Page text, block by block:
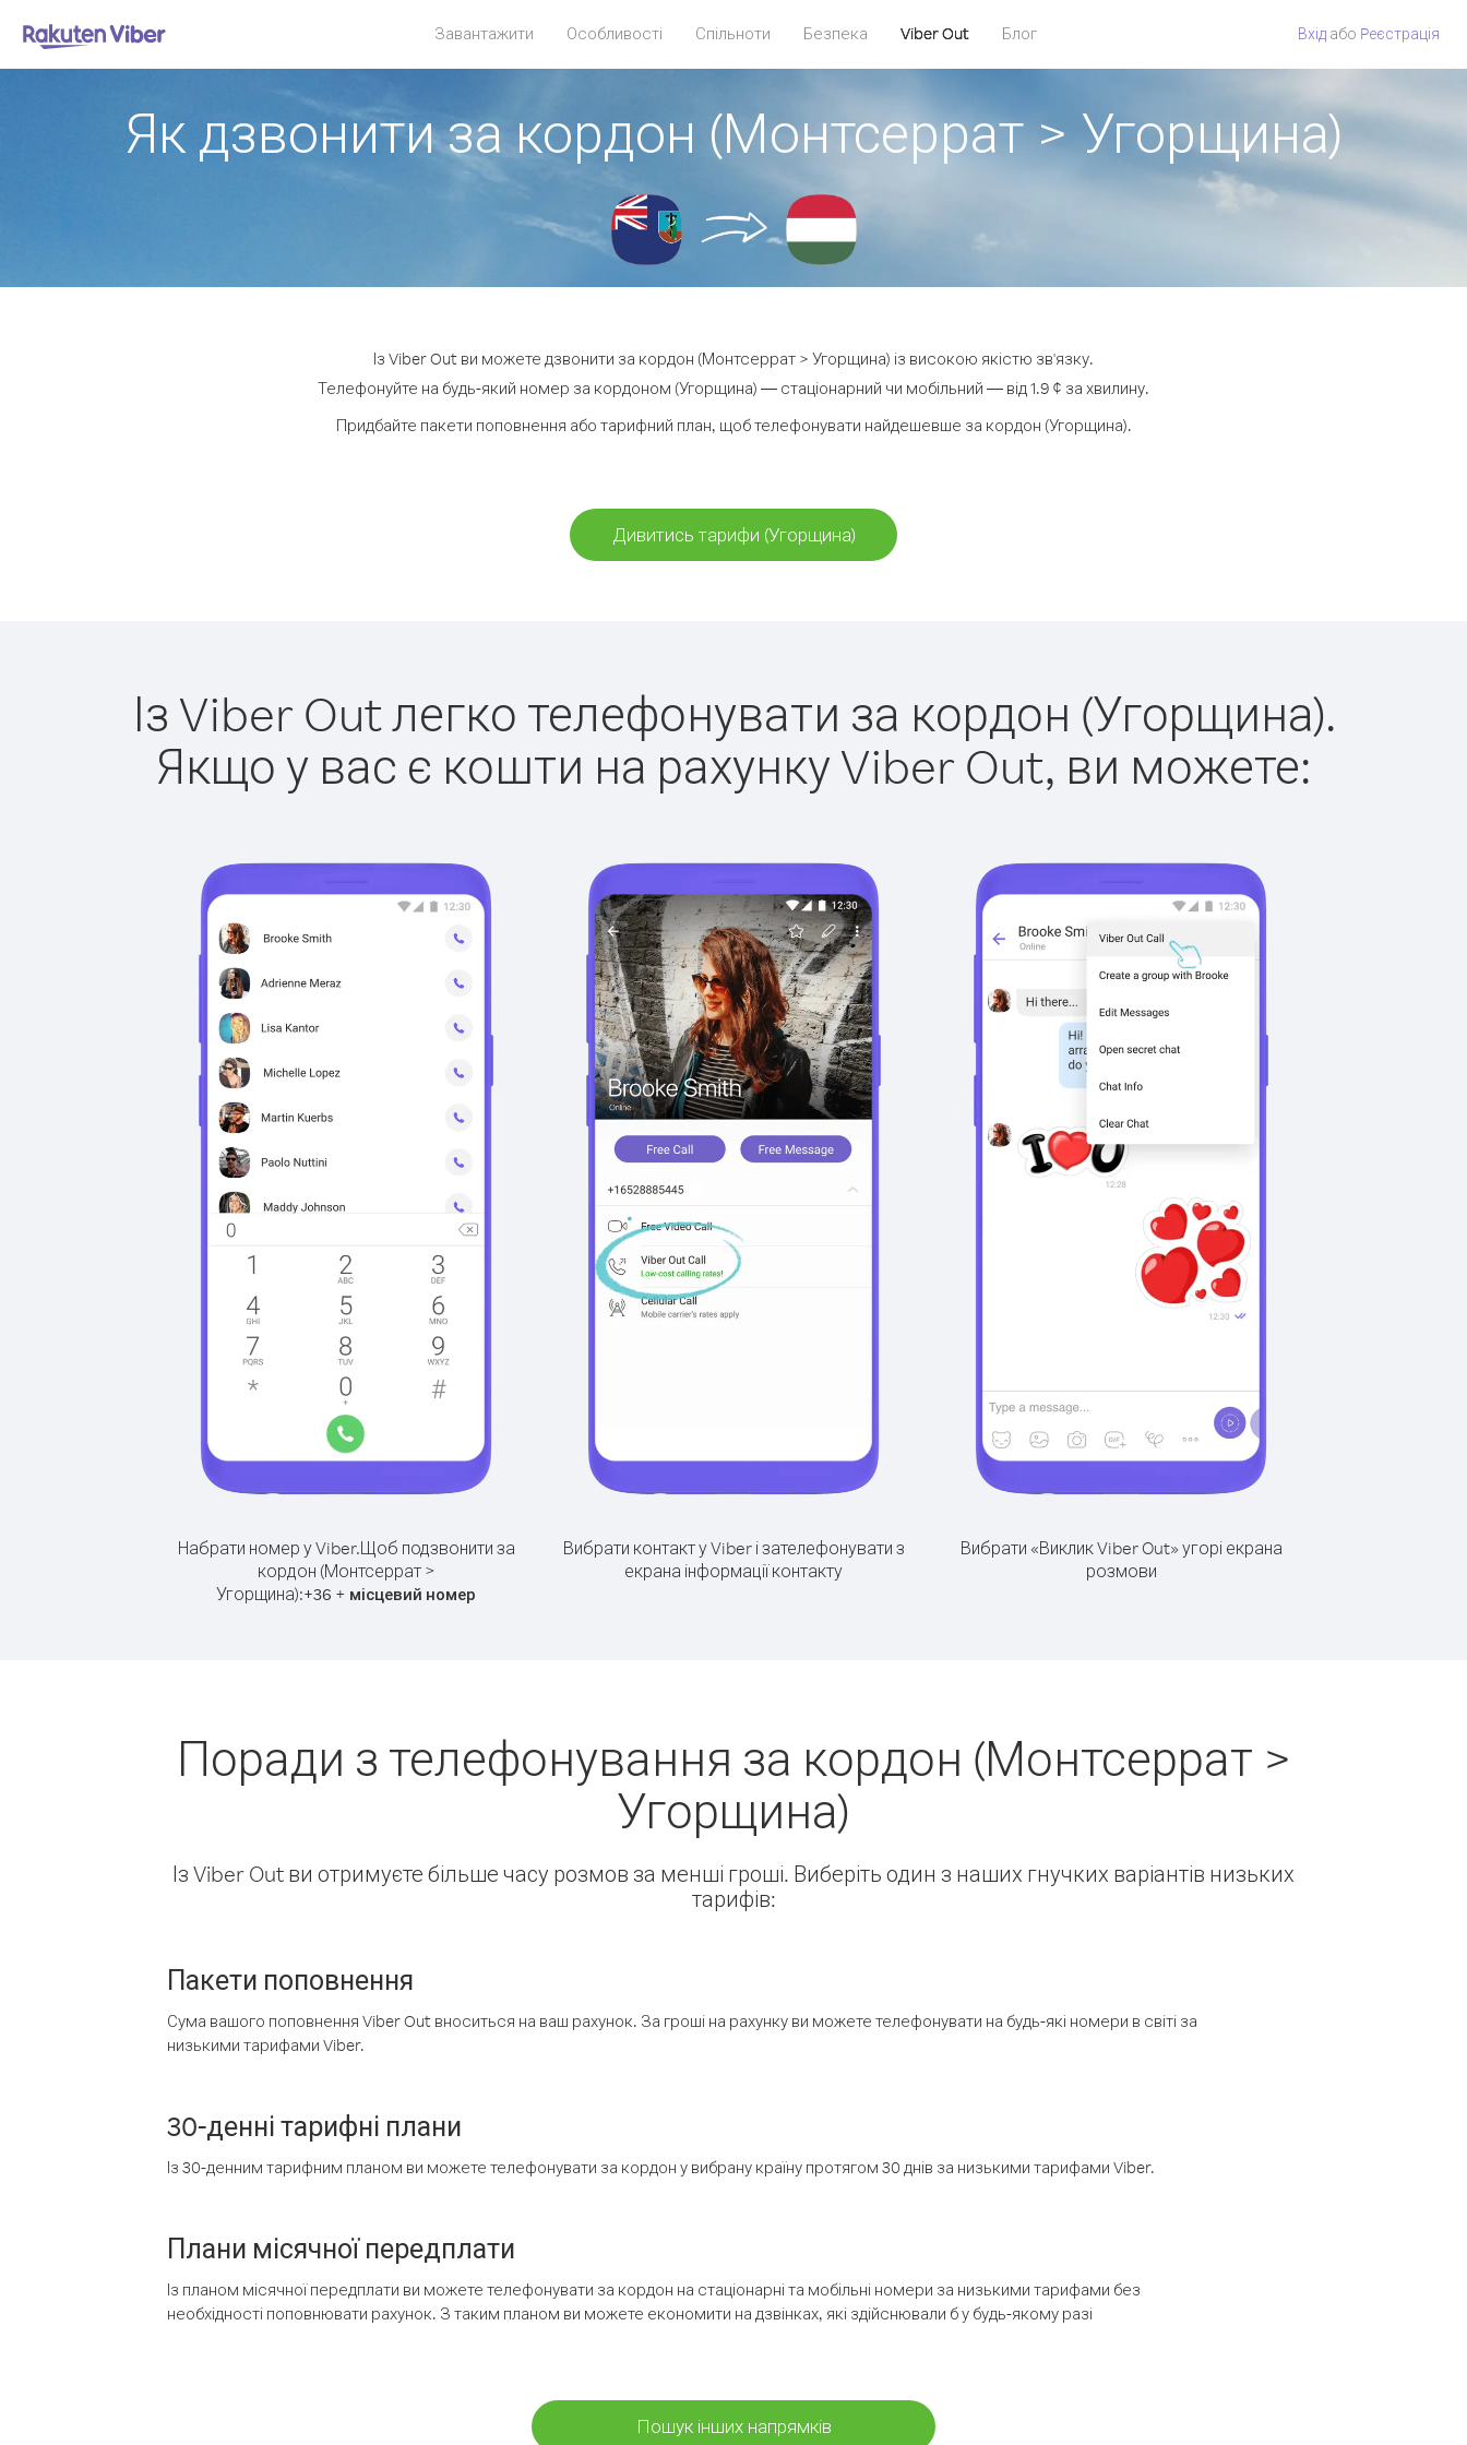
Завантажити Особливості Спільноти Безпека Viber Out Блог Вхід або Pеєстрація
Як дзвонити за кордон (Монтсеррат > Угорщина)
Із Viber Out ви можете дзвонити за кордон (Монтсеррат > Угорщина) із високою якістю зв'язку.
Телефонуйте на будь-який номер за кордоном (Угорщина) — стаціонарний чи мобільний — від 1.9 ¢ за хвилину.
Придбайте пакети поповнення або тарифний план, щоб телефонувати найдешевше за кордон (Угорщина).
Дивитись тарифи (Угорщина)
Із Viber Out легко телефонувати за кордон (Угорщина).
Якщо у вас є кошти на рахунку Viber Out, ви можете:
Набрати номер у Viber.Щоб подзвонити за
кордон (Монтсеррат >
Угорщина):+36 + місцевий номер
Вибрати контакт у Viber і зателефонувати з
екрана інформації контакту
Вибрати «Виклик Viber Out» угорі екрана
розмови
Поради з телефонування за кордон (Монтсеррат >
Угорщина)
Із Viber Out ви отримуєте більше часу розмов за менші гроші. Виберіть один з наших гнучких варіантів низьких
тарифів:
Пакети поповнення
Сума вашого поповнення Viber Out вноситься на ваш рахунок. За гроші на рахунку ви можете телефонувати на будь-які номери в світі за
низькими тарифами Viber.
30-денні тарифні плани
Із 30-денним тарифним планом ви можете телефонувати за кордон у вибрану країну протягом 30 днів за низькими тарифами Viber.
Плани місячної передплати
Із планом місячної передплати ви можете телефонувати за кордон на стаціонарні та мобільні номери за низькими тарифами без
необхідності поповнювати рахунок. З таким планом ви можете економити на дзвінках, які здійснювали б у будь-якому разі
Пошук інших напрямків